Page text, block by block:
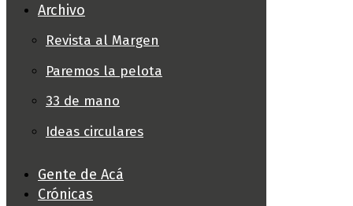
Archivo
Revista al Margen
Paremos la pelota
33 de mano
Ideas circulares
Gente de Acá
Crónicas